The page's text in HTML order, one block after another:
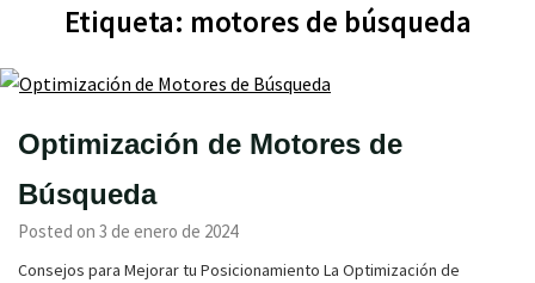
Etiqueta: motores de búsqueda
Optimización de Motores de
Búsqueda
Posted on 3 de enero de 2024
Consejos para Mejorar tu Posicionamiento La Optimización de